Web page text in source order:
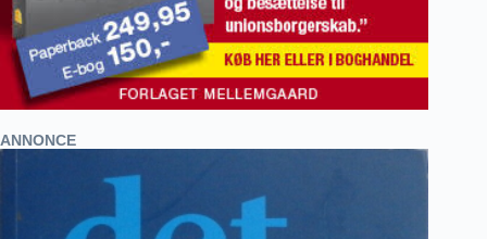
ANNONCE